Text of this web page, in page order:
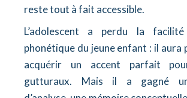
reste tout à fait accessible.
L’adolescent a perdu la facilité
phonétique du jeune enfant : il aura
acquérir un accent parfait
gutturaux. Mais il a gagné